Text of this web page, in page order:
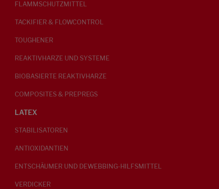
FLAMMSCHUTZMITTEL
TACKIFIER & FLOWCONTROL
TOUGHENER
REAKTIVHARZE UND SYSTEME
BIOBASIERTE REAKTIVHARZE
COMPOSITES & PREPREGS
LATEX
STABILISATOREN
ANTIOXIDANTIEN
ENTSCHÄUMER UND DEWEBBING-HILFSMITTEL
VERDICKER